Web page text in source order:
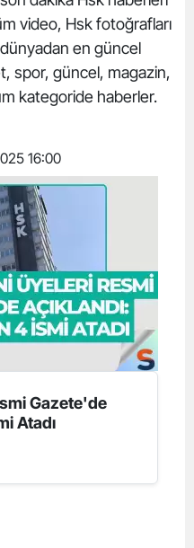
video, Hsk fotoğrafları
en güncel
spor, güncel, magazin,
kategoride haberler.
16:00
Gazete'de
Atadı